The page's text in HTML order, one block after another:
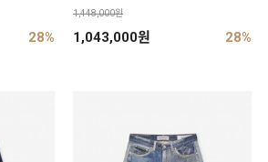
28%
1,448,000원
1,043,000원 28%